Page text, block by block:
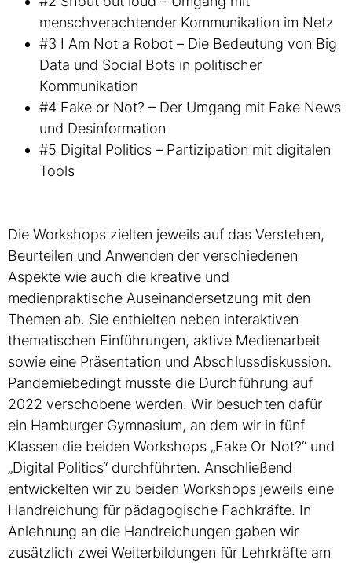
menschverachtender Kommunikation im Netz
#3 I Am Not a Robot – Die Bedeutung von Big
Data und Social Bots in politischer
Kommunikation
#4 Fake or Not? – Der Umgang mit Fake News
und Desinformation
#5 Digital Politics – Partizipation mit digitalen
Tools
Die Workshops zielten jeweils auf das Verstehen,
Beurteilen und Anwenden der verschiedenen
Aspekte wie auch die kreative und
medienpraktische Auseinandersetzung mit den
Themen ab. Sie enthielten neben interaktiven
thematischen Einführungen, aktive Medienarbeit
sowie eine Präsentation und Abschlussdiskussion.
Pandemiebedingt musste die Durchführung auf
2022 verschobene werden. Wir besuchten dafür
ein Hamburger Gymnasium, an dem wir in fünf
Klassen die beiden Workshops „Fake Or Not?“ und
„Digital Politics“ durchführten. Anschließend
entwickelten wir zu beiden Workshops jeweils eine
Handreichung für pädagogische Fachkräfte. In
Anlehnung an die Handreichungen gaben wir
zusätzlich zwei Weiterbildungen für Lehrkräfte am